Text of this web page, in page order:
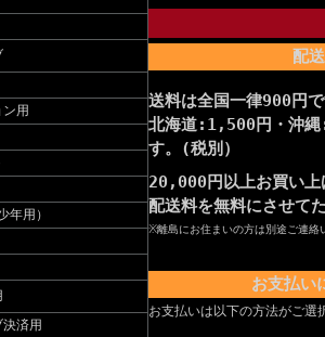
用
年用）
済用
配
送料は全国一律900円
北海道:1,500円・沖
す。(税別）
20,000円以上お買い上
配送料を無料にさせて
※離島にお住まいの方は別途ご連絡
お支払い
お支払いは以下の方法がご選